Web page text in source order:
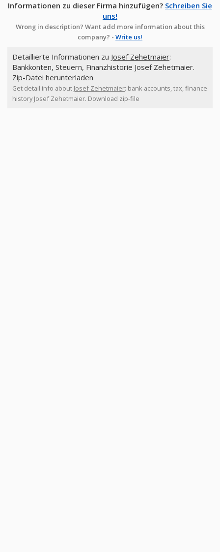
Informationen zu dieser Firma hinzufügen? Schreiben Sie
uns!
Wrong in description? Want add more information about this
company? - Write us!
Detaillierte Informationen zu Josef Zehetmaier:
Bankkonten, Steuern, Finanzhistorie Josef Zehetmaier.
Zip-Datei herunterladen
Get detail info about Josef Zehetmaier: bank accounts, tax, finance
history Josef Zehetmaier. Download zip-file